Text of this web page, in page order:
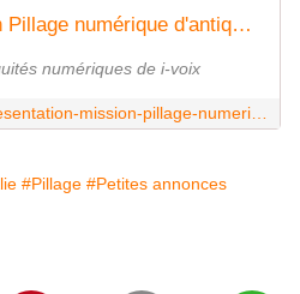
Présentation - Mission Pillage numérique d'antiquités - i-voix
numériques de i-voix
#Pillage #Petites annonces